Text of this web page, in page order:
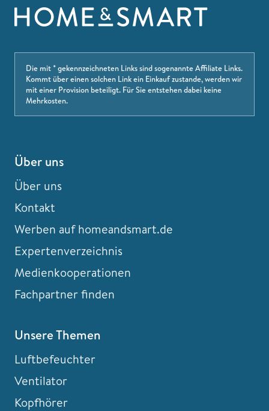
Die mit * gekennzeichneten Links sind sogenannte Affiliate Links.
Kommt über einen solchen Link ein Einkauf zustande, werden wir
mit einer Provision beteiligt. Für Sie entstehen dabei keine
Mehrkosten.
Über uns
Über uns
Kontakt
Werben auf homeandsmart.de
Expertenverzeichnis
Medienkooperationen
Fachpartner finden
Unsere Themen
Luftbefeuchter
Ventilator
Kopfhörer